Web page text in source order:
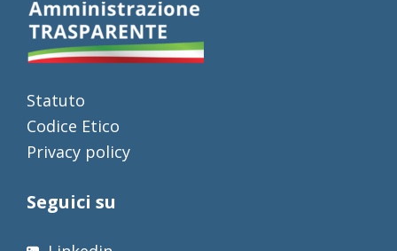
Statuto
Codice Etico
Privacy policy
Seguici su